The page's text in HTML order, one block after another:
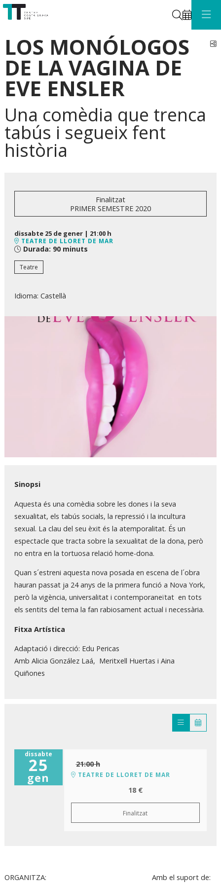
Cerca
LOS MONÓLOGOS
DE LA VAGINA DE
EVE ENSLER
Una comèdia que trenca
tabús i segueix fent
història
Finalitzat
PRIMER SEMESTRE 2020
dissabte 25 de gener | 21:00 h
TEATRE DE LLORET DE MAR
Durada: 90 minuts
Teatre
Idioma: Castellà
Sinopsi
Aquesta és una comèdia sobre les dones i la seva
sexualitat, els tabús socials, la repressió i la incultura
sexual. La clau del seu èxit és la atemporalitat. És un
espectacle que tracta sobre la sexualitat de la dona, però
no entra en la tortuosa relació home-dona.
Quan s´estreni aquesta nova posada en escena de l´obra
hauran passat ja 24 anys de la primera funció a Nova York,
però la vigència, universalitat i contemporaneïtat en tots
els sentits del tema la fan rabiosament actual i necessària.
Fitxa Artística
Adaptació i direcció: Edu Pericas
Amb Alicia González Laá, Meritxell Huertas i Aina
Quiñones
dissabte
25
gen
21:00 h
TEATRE DE LLORET DE MAR
18 €
Finalitzat
ORGANITZA: Amb el suport de: